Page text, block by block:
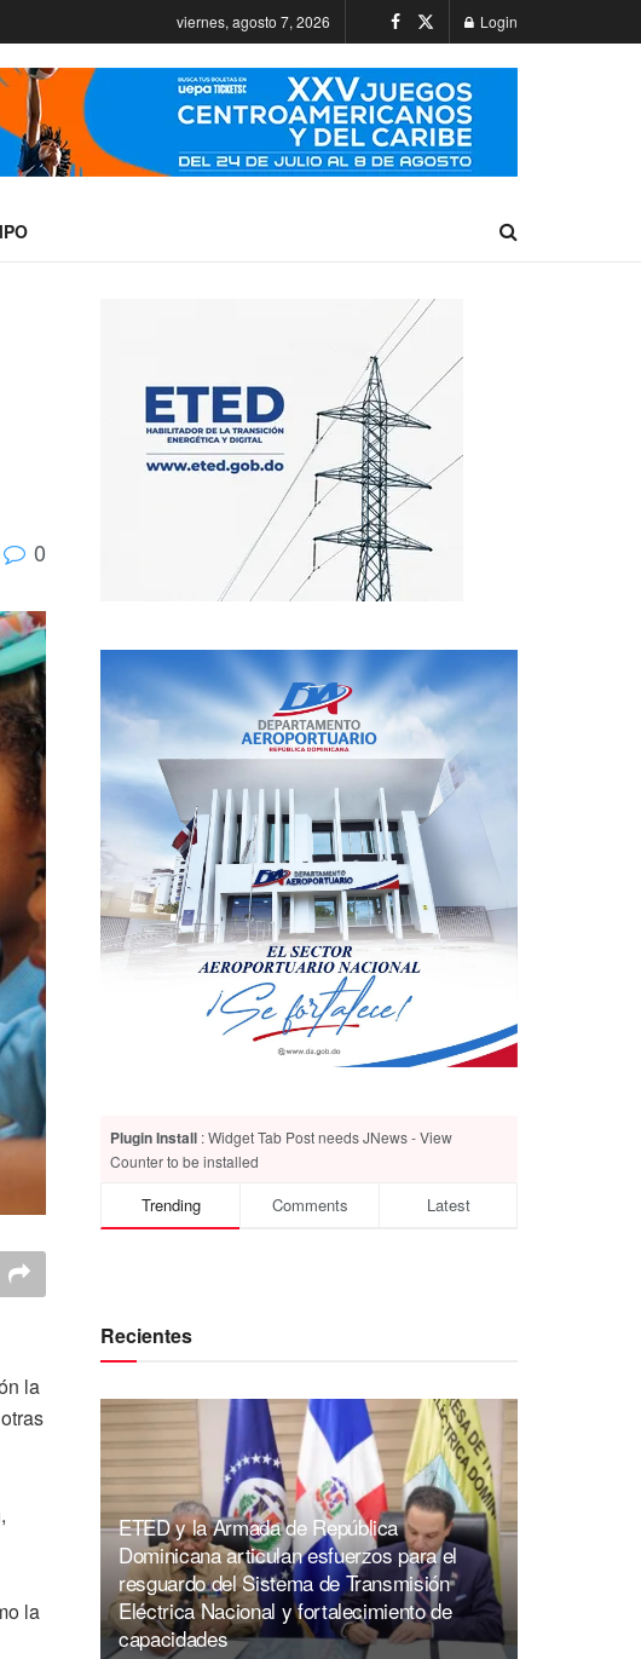
viernes, agosto 7, 2026 Login
0
la
la
Plugin Install : Widget Tab Post needs JNews - View
Counter to be installed
Trending Comments Latest
Recientes
ETED y la Armada de República
Dominicana articulan esfuerzos para el
resguardo del Sistema de Transmisión
Eléctrica Nacional y fortalecimiento de
capacidades